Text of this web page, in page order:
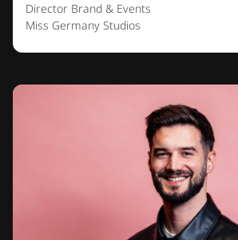
Director Brand & Events
Miss Germany Studios